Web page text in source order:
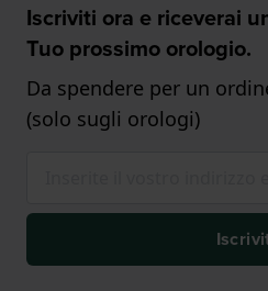
Iscriviti ora e riceverai
Tuo prossimo orologio.
Da spendere per un
(solo sugli orologi)